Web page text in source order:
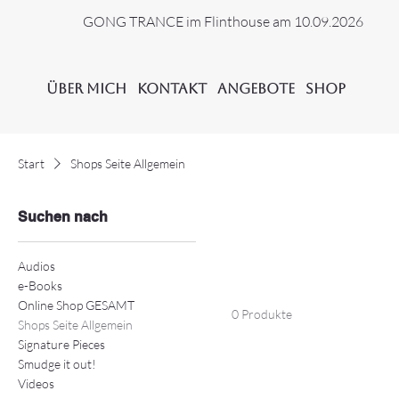
GONG TRANCE im Flinthouse am 10.09.2026
Über Mich Kontakt Angebote Shop
Start Shops Seite Allgemein
Suchen nach
Audios
e-Books
Online Shop GESAMT
Shops Seite Allgemein
Signature Pieces
Smudge it out!
Videos
0 Produkte